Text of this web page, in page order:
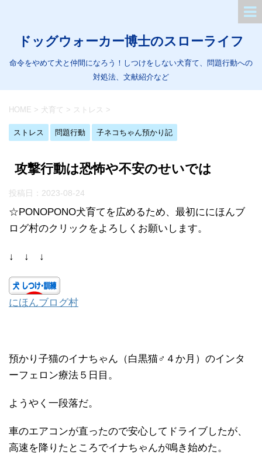
ドッグウォーカー博士のスローライフ
命令をやめて犬と仲間になろう！しつけをしない犬育て、問題行動への
対処法、文献紹介など
HOME > 犬育て > ストレス >
ストレス 問題行動 子ネコちゃん預かり記
攻撃行動は恐怖や不安のせいでは
投稿日： 2023-08-24
☆PONOPONO犬育てを広めるため、最初ににほんブ
ログ村のクリックをよろしくお願いします。
↓ ↓ ↓
にほんブログ村
預かり子猫のイナちゃん（白黒猫♂４か月）のインタ
ーフェロン療法５日目。
ようやく一段落だ。
車のエアコンが直ったので安心してドライブしたが、
高速を降りたところでイナちゃんが鳴き始めた。